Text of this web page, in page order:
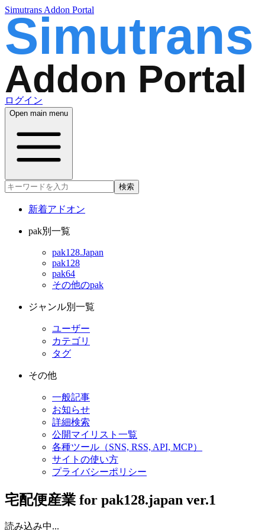
Simutrans Addon Portal
ログイン
Open main menu
検索
新着アドオン
pak別一覧
pak128.Japan
pak128
pak64
その他のpak
ジャンル別一覧
ユーザー
カテゴリ
タグ
その他
一般記事
お知らせ
詳細検索
公開マイリスト一覧
各種ツール（SNS, RSS, API, MCP）
サイトの使い方
プライバシーポリシー
宅配便産業 for pak128.japan ver.1
読み込み中...